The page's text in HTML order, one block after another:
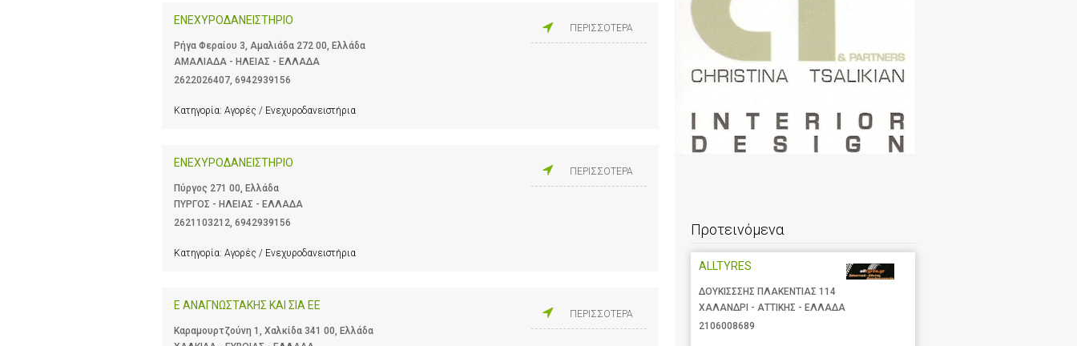
ΕΝΕΧΥΡΟΔΑΝΕΙΣΤΗΡΙΟ
Ρήγα Φεραίου 3, Αμαλιάδα 272 00, Ελλάδα
ΑΜΑΛΙΑΔΑ - ΗΛΕΙΑΣ - ΕΛΛΑΔΑ
2622026407 6942939156
Κατηγορία: Αγορές / Ενεχυροδανειστήρια
ΠΕΡΙΣΣΟΤΕΡΑ
ΕΝΕΧΥΡΟΔΑΝΕΙΣΤΗΡΙΟ
Πύργος 271 00, Ελλάδα
ΠΥΡΓΟΣ - ΗΛΕΙΑΣ - ΕΛΛΑΔΑ
2621103212 6942939156
Κατηγορία: Αγορές / Ενεχυροδανειστήρια
ΠΕΡΙΣΣΟΤΕΡΑ
Ε ΑΝΑΓΝΩΣΤΑΚΗΣ ΚΑΙ ΣΙΑ ΕΕ
Καραμουρτζούνη 1, Χαλκίδα 341 00, Ελλάδα
ΠΕΡΙΣΣΟΤΕΡΑ
Προτεινόμενα
ALLTYRES
ΔΟΥΚΙΣΣΣΗΣ ΠΛΑΚΕΝΤΙΑΣ 114
ΧΑΛΑΝΔΡΙ - ΑΤΤΙΚΗΣ - ΕΛΛΑΔΑ
2106008689